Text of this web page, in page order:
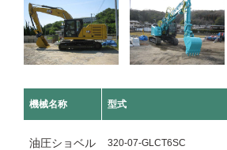
機械名称 型式
油圧ショベル 320-07-GLCT6SC